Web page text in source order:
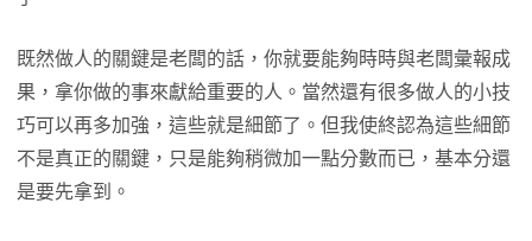
既然做人的關鍵是老闆的話，你就要能夠時時與老闆彙報成
果，拿你做的事來獻給重要的人。當然還有很多做人的小技
巧可以再多加強，這些就是細節了。但我使終認為這些細節
不是真正的關鍵，只是能夠稍微加一點分數而已，基本分還
是要先拿到。